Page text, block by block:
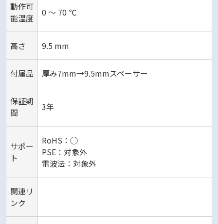
動作可
能温度
0 ～ 70 ℃
高さ 9.5 mm
付属品 厚み7mm→9.5mmスペーサー
保証期
間
3年
サポー
ト
RoHS：◯
PSE：対象外
電波法：対象外
関連リ
ンク